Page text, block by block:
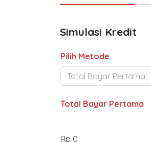
Simulasi Kredit
Pilih Metode
Total Bayar Pertama
Rp 0